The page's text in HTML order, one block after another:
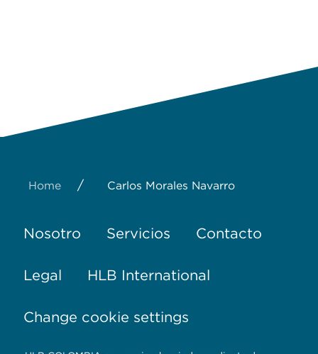
Home / Carlos Morales Navarro
Nosotro Servicios Contacto
Legal HLB International
Change cookie settings